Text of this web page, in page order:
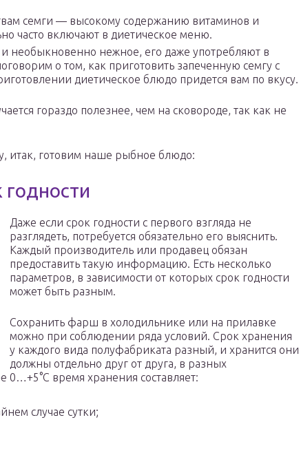
семги — высокому содержанию витаминов и
часто включают в диетическое меню.
необыкновенно нежное, его даже употребляют в
о том, как приготовить запеченную семгу с
диетическое блюдо придется вам по вкусу.
гораздо полезнее, чем на сковороде, так как не
итак, готовим наше рыбное блюдо:
годности
Даже если срок годности с первого взгляда не
разглядеть, потребуется обязательно его выяснить.
Каждый производитель или продавец обязан
предоставить такую информацию. Есть несколько
параметров, в зависимости от которых срок годности
может быть разным.
Сохранить фарш в холодильнике или на прилавке
можно при соблюдении ряда условий. Срок хранения
у каждого вида полуфабриката разный, и хранится они
должны отдельно друг от друга, в разных
0…+5°C время хранения составляет:
случае сутки;